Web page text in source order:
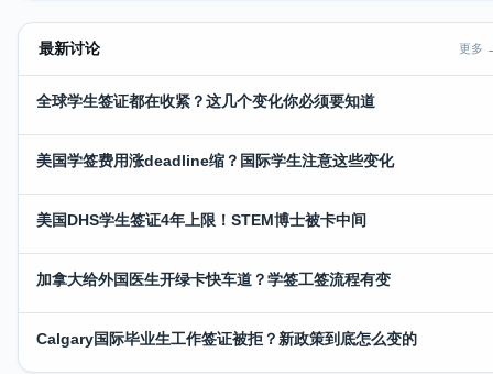
最新讨论 更多
全球学生签证都在收紧？这几个变化你必须要知道
美国学签费用涨deadline缩？国际学生注意这些变化
美国DHS学生签证4年上限！STEM博士被卡中间
加拿大给外国医生开绿卡快车道？学签工签流程有变
Calgary国际毕业生工作签证被拒？新政策到底怎么变的